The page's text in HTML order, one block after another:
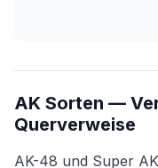
AK Sorten —
Querverweise
AK-48 und Super